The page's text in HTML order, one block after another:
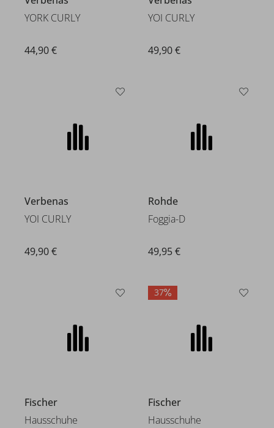
YORK CURLY
44,90 €
YOI CURLY
49,90 €
Verbenas
YOI CURLY
49,90 €
Rohde
Foggia-D
49,95 €
Fischer
Hausschuhe
37
Fischer
Hausschuhe